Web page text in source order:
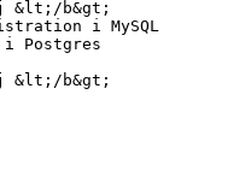
&lt;/b&gt;
i MySQL
i Postgres
&lt;/b&gt;